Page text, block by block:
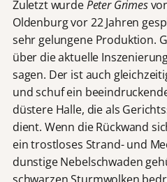
Zuletzt wurdePeter Grimes
Oldenburg vor 22 Jahren
sehr gelungene Produktion.
über die aktuelle
sagen. Der ist auch
und schuf ein
düstere Halle, die als
dient. Wenn die Rückwand
ein trostloses Strand- und
dunstige Nebelschwaden